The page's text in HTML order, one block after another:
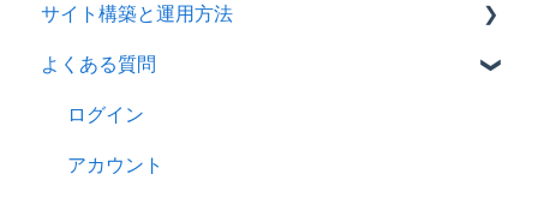
2025年
2024年
サイト構築と運用方法
会社情報を登録する
製品ページ登録の準備をする
製品ページを登録する
よくある質問
ログイン
アカウント